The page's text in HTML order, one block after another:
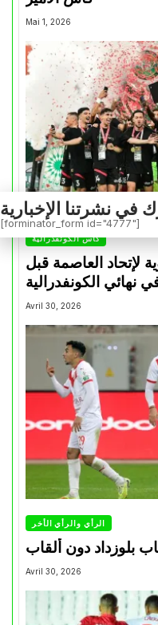
Mai 1, 2026
كأس الكونفدرالية
لإتحاد العاصمة قبل
نهائي الكونفدرالية
Avril 30, 2026
الرأي والرأي الأخر
بلوزداد دون ألقاب
Avril 30, 2026
[forminator_form id="4777"]